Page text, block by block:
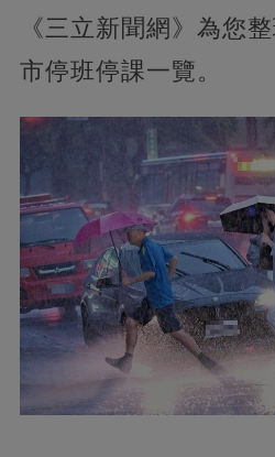
《三立新聞網》為您
市停班停課一覽。